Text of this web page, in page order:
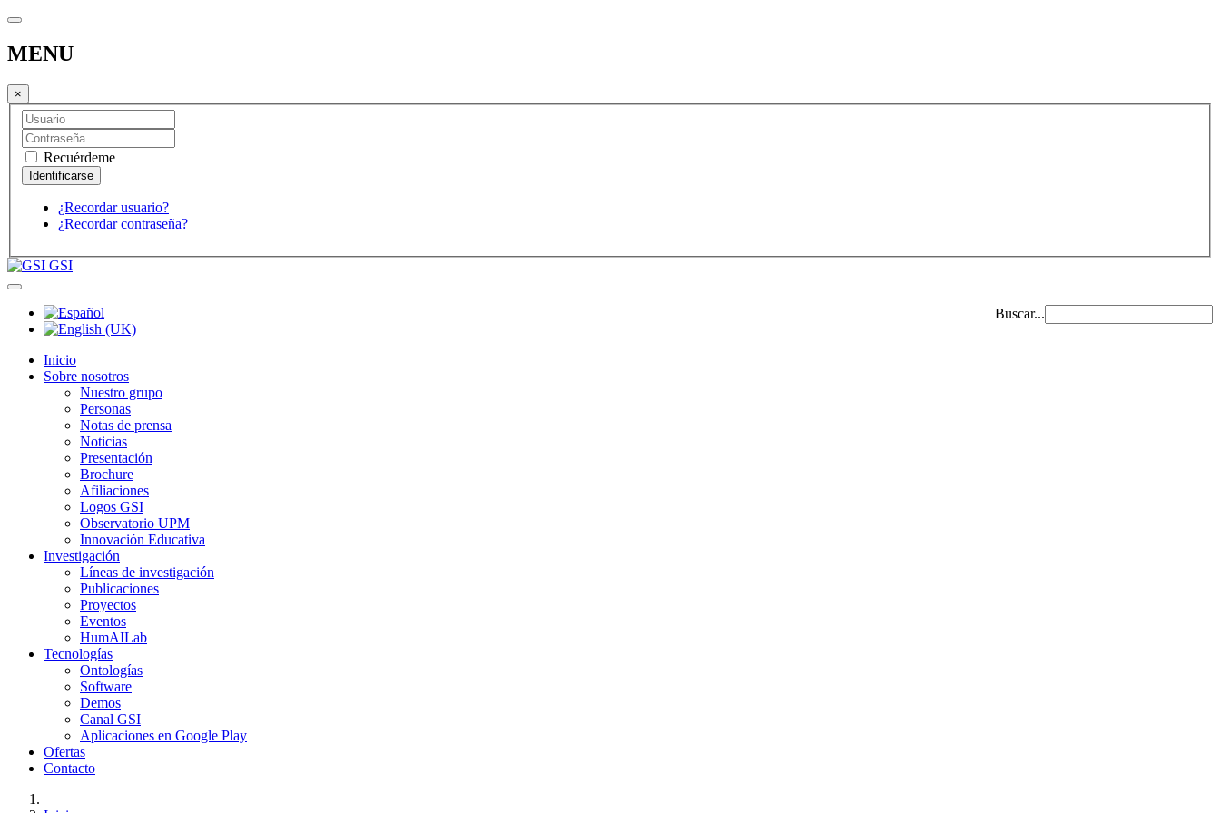
MENU
×
Recuérdeme
¿Recordar usuario?
¿Recordar contraseña?
GSI
Buscar...
Inicio
Sobre nosotros
Nuestro grupo
Personas
Notas de prensa
Noticias
Presentación
Brochure
Afiliaciones
Logos GSI
Observatorio UPM
Innovación Educativa
Investigación
Líneas de investigación
Publicaciones
Proyectos
Eventos
HumAILab
Tecnologías
Ontologías
Software
Demos
Canal GSI
Aplicaciones en Google Play
Ofertas
Contacto